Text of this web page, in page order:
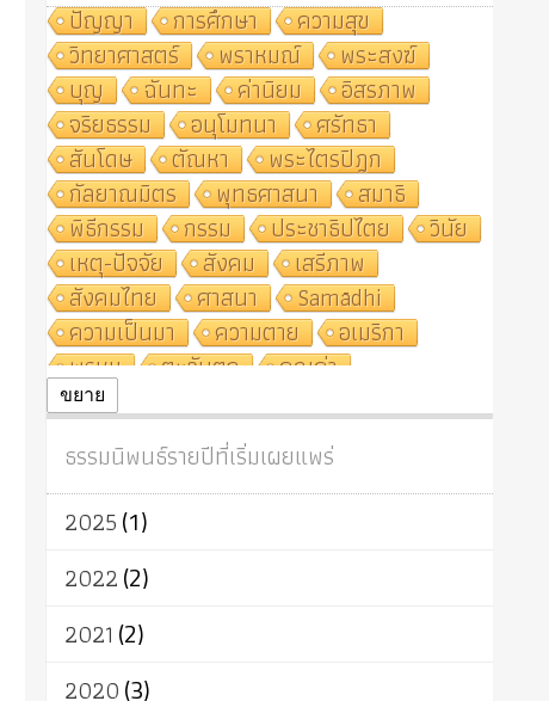
ปัญญา
การศึกษา
ความสุข
วิทยาศาสตร์
พราหมณ์
พระสงฆ์
บุญ
ฉันทะ ค่านิยม
อิสรภาพ
จริยธรรม
อนุโมทนา
ศรัทธา
สันโดษ
ตัณหา
พระไตรปิฎก
กัลยาณมิตร
พุทธศาสนา
สมาธิ
พิธีกรรม
กรรม ประชาธิปไตย
วินัย
เหตุ-ปัจจัย
สังคม
เสรีภาพ
สังคมไทย
ศาสนา
Samādhi
ความเป็นมา
ความตาย
อเมริกา
พรหม
ตะวันตก
คุณค่า
ปฏิจจสมุปบาท
ศาสนาประจำชาติ
ผู้บริโภค
ธรรมาธิปไตย
การแยกรัฐกับศาสนา
ธรรมชาติ
เทคโนโลยี
พุทธบริษัท
วัฒนธรรม
ขยาย
ธรรมนิพนธ์รายปีที่เริ่มเผยแพร่
2025(1)
2022(2)
2021 (2)
2020(3)